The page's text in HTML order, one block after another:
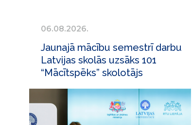
06.08.2026.
Jaunajā mācību semestrī darbu
Latvijas skolās uzsāks 101
“Mācītspēks” skolotājs